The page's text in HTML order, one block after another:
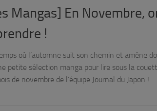
Mangas] En Novembre,
!
où l’automne suit son chemin et amène
petite sélection manga pour lire sous la
de novembre de l’équipe Journal du Japon !